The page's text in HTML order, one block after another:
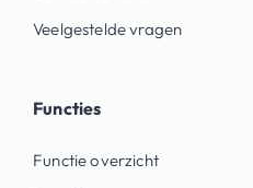
Veelgestelde vragen
Functies
Functie overzicht